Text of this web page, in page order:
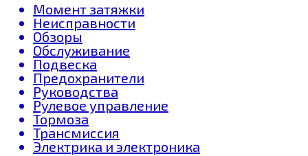
Момент затяжки
Неисправности
Обзоры
Обслуживание
Подвеска
Предохранители
Руководства
Рулевое управление
Тормоза
Трансмиссия
Электрика и электроника